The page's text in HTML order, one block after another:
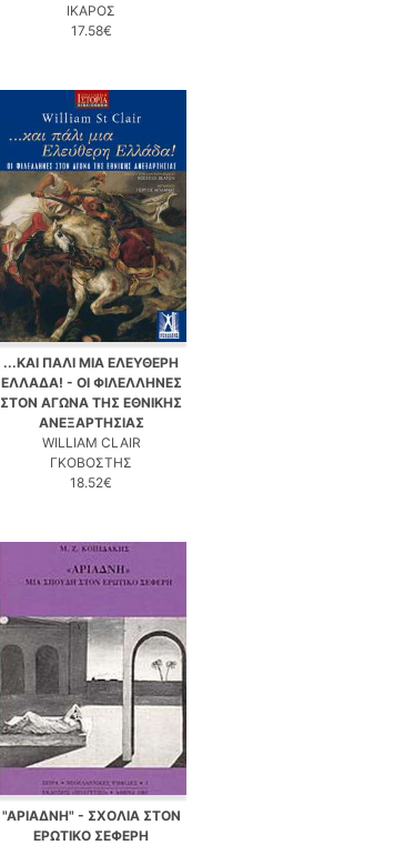
ΙΚΑΡΟΣ
17.58€
...ΚΑΙ ΠΑΛΙ ΜΙΑ ΕΛΕΥΘΕΡΗ
ΕΛΛΑΔΑ! - ΟΙ ΦΙΛΕΛΛΗΝΕΣ
ΣΤΟΝ ΑΓΩΝΑ ΤΗΣ ΕΘΝΙΚΗΣ
ΑΝΕΞΑΡΤΗΣΙΑΣ
WILLIAM CLAIR
ΓΚΟΒΟΣΤΗΣ
18.52€
"ΑΡΙΑΔΝΗ" - ΣΧΟΛΙΑ ΣΤΟΝ
ΕΡΩΤΙΚΟ ΣΕΦΕΡΗ